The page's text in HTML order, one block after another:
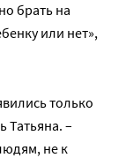
брать на
или нет»,
только
Татьяна. –
не к